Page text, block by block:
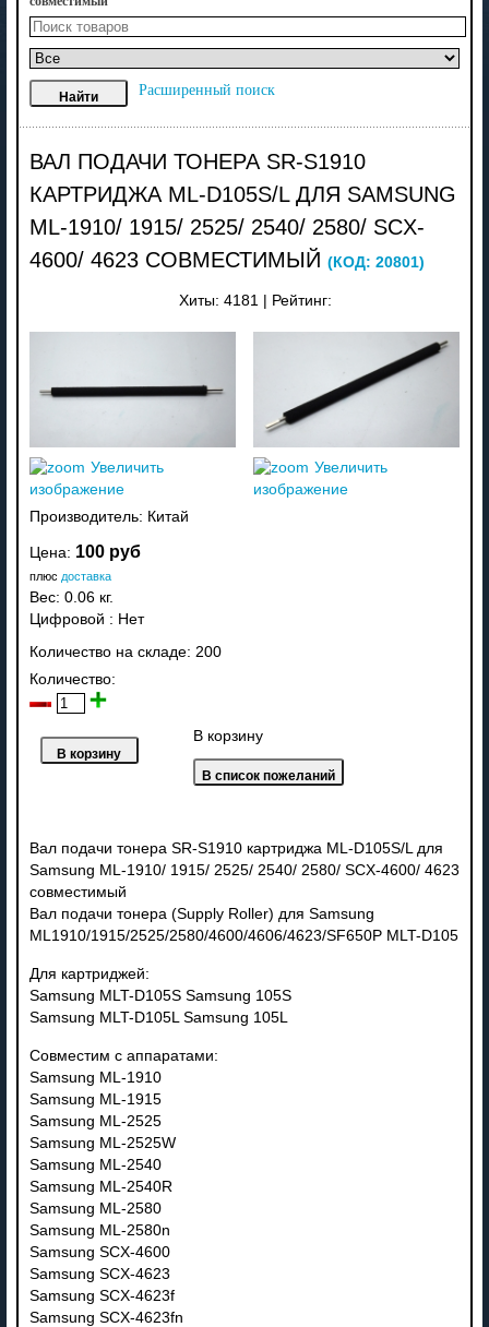
Расширенный поиск
ВАЛ ПОДАЧИ ТОНЕРА SR-S1910
КАРТРИДЖА ML-D105S/L ДЛЯ SAMSUNG
ML-1910/ 1915/ 2525/ 2540/ 2580/ SCX-
4600/ 4623 СОВМЕСТИМЫЙ (КОД: 20801)
Хиты: 4181 Рейтинг:
Увеличить
изображение
Увеличить
изображение
Производитель: Китай
Цена: 100 руб
плюс доставка
Вес: 0.06 кг.
Цифровой : Нет
Количество на складе: 200
Количество:
В корзину
Вал подачи тонера SR-S1910 картриджа ML-D105S/L для
Samsung ML-1910/ 1915/ 2525/ 2540/ 2580/ SCX-4600/ 4623
совместимый
Вал подачи тонера (Supply Roller) для Samsung
ML1910/1915/2525/2580/4600/4606/4623/SF650P MLT-D105
Для картриджей:
Samsung MLT-D105S Samsung 105S
Samsung MLT-D105L Samsung 105L
Совместим с аппаратами:
Samsung ML-1910
Samsung ML-1915
Samsung ML-2525
Samsung ML-2525W
Samsung ML-2540
Samsung ML-2540R
Samsung ML-2580
Samsung ML-2580n
Samsung SCX-4600
Samsung SCX-4623
Samsung SCX-4623f
Samsung SCX-4623fn